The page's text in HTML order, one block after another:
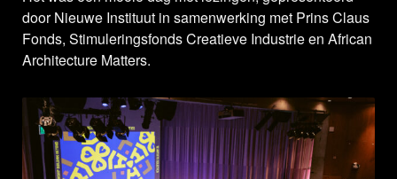
door Nieuwe Instituut in samenwerking met Prins Claus
Fonds, Stimuleringsfonds Creatieve Industrie en African
Architecture Matters.